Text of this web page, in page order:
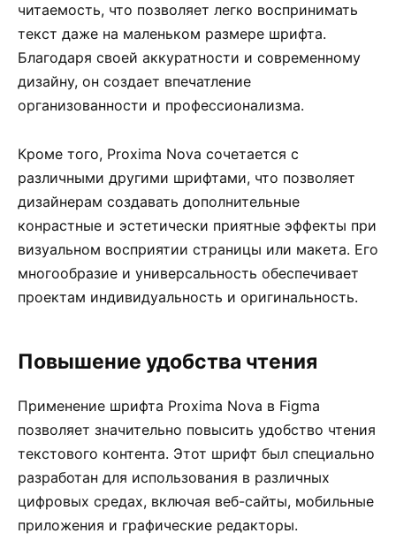
читаемость, что позволяет легко воспринимать
текст даже на маленьком размере шрифта.
Благодаря своей аккуратности и современному
дизайну, он создает впечатление
организованности и профессионализма.
Кроме того, Proxima Nova сочетается с
различными другими шрифтами, что позволяет
дизайнерам создавать дополнительные
конрастные и эстетически приятные эффекты при
визуальном восприятии страницы или макета. Его
многообразие и универсальность обеспечивает
проектам индивидуальность и оригинальность.
Повышение удобства чтения
Применение шрифта Proxima Nova в Figma
позволяет значительно повысить удобство чтения
текстового контента. Этот шрифт был специально
разработан для использования в различных
цифровых средах, включая веб-сайты, мобильные
приложения и графические редакторы.